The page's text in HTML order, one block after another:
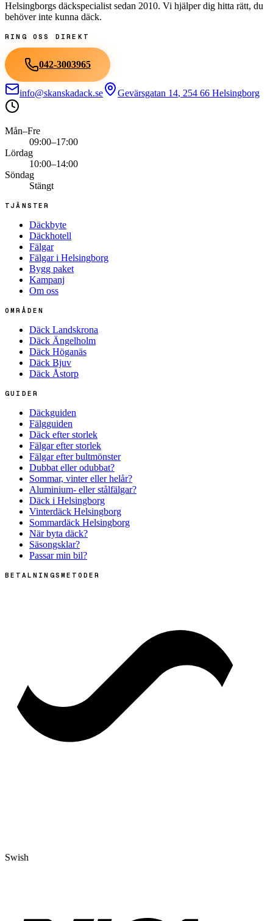
Helsingborgs däckspecialist sedan 2010. Vi hjälper dig hitta rätt, du
behöver inte kunna däck.
RING OSS DIREKT
042-3003965
info@skanskadack.se Gevärsgatan 14, 254 66 Helsingborg
Mån–Fre
09:00–17:00
Lördag
10:00–14:00
Söndag
Stängt
TJÄNSTER
Däckbyte
Däckhotell
Fälgar
Fälgar i Helsingborg
Bygg paket
Kampanj
Om oss
OMRÅDEN
Däck Landskrona
Däck Ängelholm
Däck Höganäs
Däck Bjuv
Däck Åstorp
GUIDER
Däckguiden
Fälgguiden
Däck efter storlek
Fälgar efter storlek
Fälgar efter bultmönster
Dubbat eller odubbat?
Sommar, vinter eller helår?
Aluminium- eller stålfälgar?
Däck i Helsingborg
Vinterdäck Helsingborg
Sommardäck Helsingborg
När byta däck?
Säsongsklar?
Passar min bil?
BETALNINGSMETODER
Swish